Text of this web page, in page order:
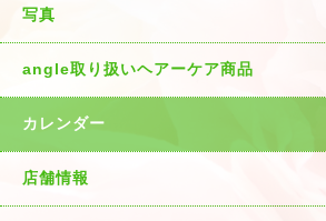
写真
angle取り扱いヘアーケア商品
カレンダー
店舗情報